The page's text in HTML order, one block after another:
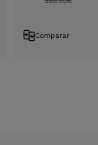
Comparar